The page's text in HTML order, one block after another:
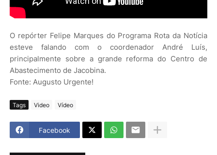
O repórter Felipe Marques do Programa Rota da Notícia
esteve falando com o coordenador André Luís,
principalmente sobre a grande reforma do Centro de
Abastecimento de Jacobina.
Fonte: Augusto Urgente!
Tags Video Vídeo
Facebook